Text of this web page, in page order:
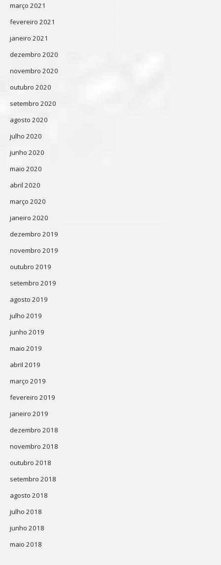
março 2021
fevereiro 2021
janeiro 2021
dezembro 2020
novembro 2020
outubro 2020
setembro 2020
agosto 2020
julho 2020
junho 2020
maio 2020
abril 2020
março 2020
janeiro 2020
dezembro 2019
novembro 2019
outubro 2019
setembro 2019
agosto 2019
julho 2019
junho 2019
maio 2019
abril 2019
março 2019
fevereiro 2019
janeiro 2019
dezembro 2018
novembro 2018
outubro 2018
setembro 2018
agosto 2018
julho 2018
junho 2018
maio 2018